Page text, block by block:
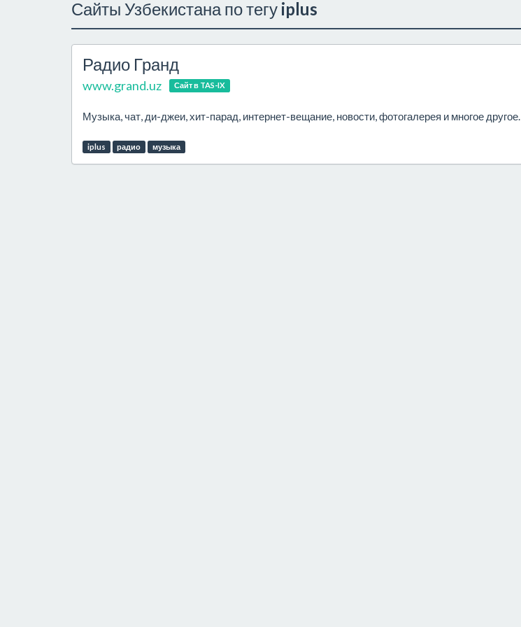
Сайты Узбекистана по тегу iplus
Радио Гранд
www.grand.uz Сайт в TAS-IX
Музыка, чат, ди-джеи, хит-парад, интернет-вещание, новости, фотогалерея и многое другое.
iplus радио музыка